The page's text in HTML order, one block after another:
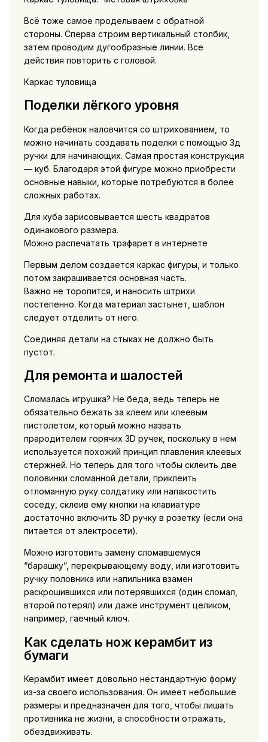
Всё тоже самое проделываем с обратной
стороны. Сперва строим вертикальный столбик,
затем проводим дугообразные линии. Все
действия повторить с головой.
Каркас туловища
Поделки лёгкого уровня
Когда ребёнок наловчится со штрихованием, то
можно начинать создавать поделки с помощью 3д
ручки для начинающих. Самая простая конструкция
— куб. Благодаря этой фигуре можно приобрести
основные навыки, которые потребуются в более
сложных работах.
Для куба зарисовывается шесть квадратов
одинакового размера.
Можно распечатать трафарет в интернете
Первым делом создается каркас фигуры, и только
потом закрашивается основная часть.
Важно не торопится, и наносить штрихи
постепенно. Когда материал застынет, шаблон
следует отделить от него.
Соединяя детали на стыках не должно быть
пустот.
Для ремонта и шалостей
Сломалась игрушка? Не беда, ведь теперь не
обязательно бежать за клеем или клеевым
пистолетом, который можно назвать
прародителем горячих 3D ручек, поскольку в нем
используется похожий принцип плавления клеевых
стержней. Но теперь для того чтобы склеить две
половинки сломанной детали, приклеить
отломанную руку солдатику или напакостить
соседу, склеив ему кнопки на клавиатуре
достаточно включить 3D ручку в розетку (если она
питается от электросети).
Можно изготовить замену сломавшемуся
“барашку”, перекрывающему воду, или изготовить
ручку половника или напильника взамен
раскрошившихся или потерявшихся (один сломал,
второй потерял) или даже инструмент целиком,
например, гаечный ключ.
Как сделать нож керамбит из
бумаги
Керамбит имеет довольно нестандартную форму
из-за своего использования. Он имеет небольшие
размеры и предназначен для того, чтобы лишать
противника не жизни, а способности отражать,
обездвиживать.